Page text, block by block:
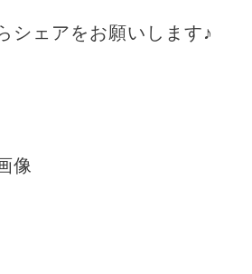
シェアをお願いします♪